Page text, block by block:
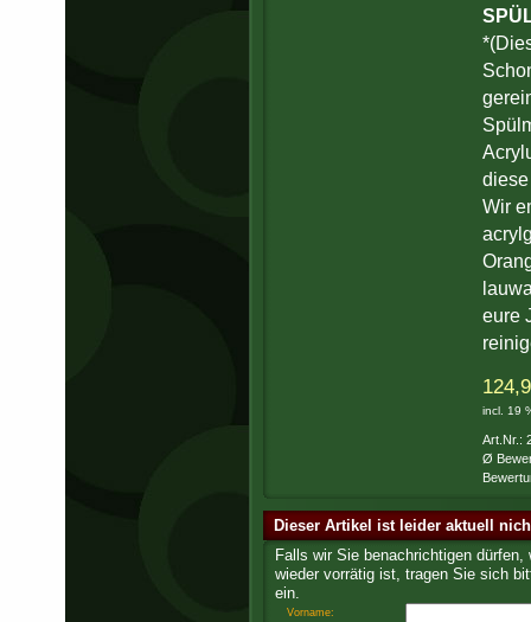
Wir
eure
incl. 19
Art.Nr.:
Ø
Dieser Artikel ist leider aktuell
Falls wir Sie benachrichtigen dürfen,
wieder vorrätig ist, tragen Sie sich
ein.
Vorname: